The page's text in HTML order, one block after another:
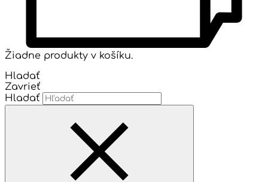
Žiadne produkty v košíku.
Hladať
Zavrieť
Hladať